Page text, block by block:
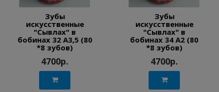
Зубы
искусственные
"Сывлах" в
бобинах 32 А3,5 (80
*8 зубов)
4700р.
Зубы
искусственные
"Сывлах" в
бобинах 34 А2 (80
*8 зубов)
4700р.